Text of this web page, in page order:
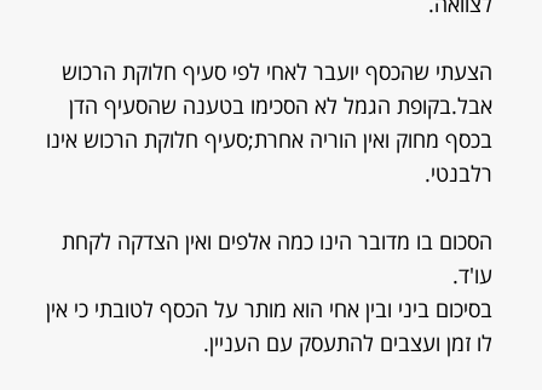
הצעתי שהכסף יועבר לאחי לפי סעיף חלוקת הרכוש
אבל.בקופת הגמל לא הסכימו בטענה שהסעיף הדן
בכסף מחוק ואין הוריה אחרת;סעיף חלוקת הרכוש אינו
רלבנטי.
הסכום בו מדובר הינו כמה אלפים ואין הצדקה לקחת
עו'ד.
בסיכום ביני ובין אחי הוא מותר על הכסף לטובתי כי אין
לו זמן ועצבים להתעסק עם העניין.